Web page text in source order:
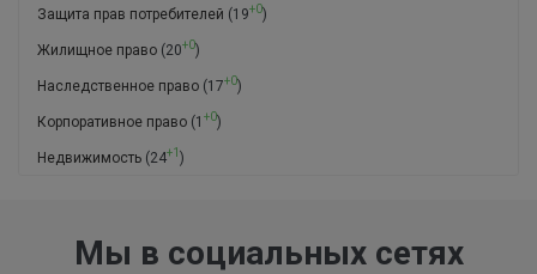
Защита прав потребителей (19+0)
Жилищное право (20+0)
Наследственное право (17+0)
Корпоративное право (1 +0)
Недвижимость (24+1 )
Мы в социальных сетях